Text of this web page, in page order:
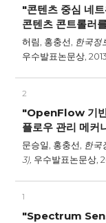
"콘텐츠 중심 네
콘텐츠 콘트롤러
허림, 홍충선, 한국정
우수발표논문상,
2
"OpenFlow 기반
플로우 관리 메커
문승일, 홍충선, 한국
3), 우수발표논문상,
1
"Spectrum